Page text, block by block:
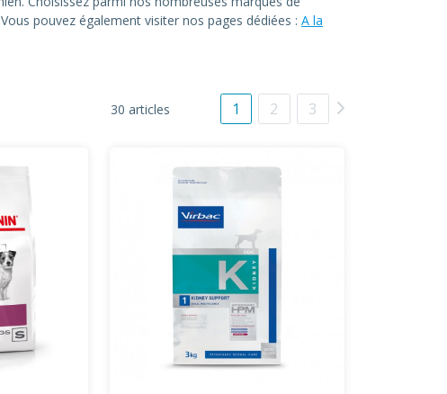
pouvez également visiter nos pages dédiées : A la
30 articles 1 2 3